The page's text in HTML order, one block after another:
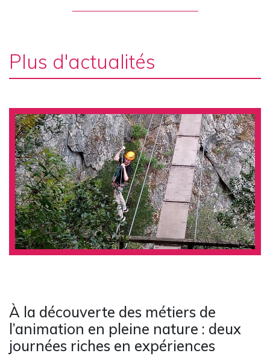
Plus d'actualités
À la découverte des métiers de
l’animation en pleine nature : deux
journées riches en expériences